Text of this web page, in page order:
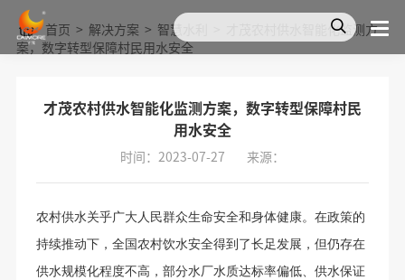
首页 > 解决方案 > 智慧水利
才茂农村供水智能化监测方
案，数字转型保障村民用水安全
才茂农村供水智能化监测方案，数字转型保障村民
用水安全
时间：2023-07-27 来源：
农村供水关乎广大人民群众生命安全和身体健康。在政策的
持续推动下，全国农村饮水安全得到了长足发展，但仍存在
供水规模化程度不高，部分水厂水质达标率偏低、供水保证